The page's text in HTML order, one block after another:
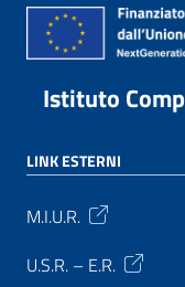
Istituto
LINK ESTERNI
M.I.U.R.
U.S.R. – E.R.